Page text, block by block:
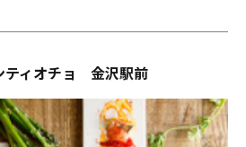
ィオチョ 金沢駅前